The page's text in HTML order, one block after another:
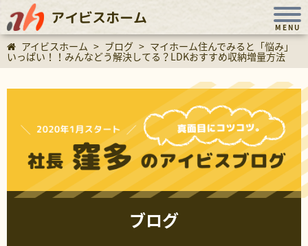
アイビスホーム
MENU
アイビスホーム > ブログ > マイホーム住んでみると「悩み」
いっぱい！！みんなどう解決してる？LDKおすすめ収納増量方法
ブログ